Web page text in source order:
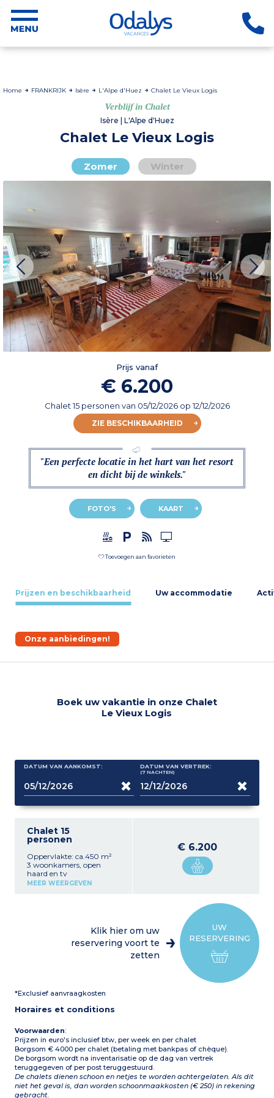
Home FRANKRIJK Isère L'Alpe d'Huez Chalet Le Vieux Logis
Verblijf in Chalet
Isère | L'Alpe d'Huez
Chalet Le Vieux Logis
Zomer Winter
Prijs vanaf
€ 6.200
Chalet 15 personen van 05/12/2026op 12/12/2026
ZIE BESCHIKBAARHEID
"Een perfecte locatie in het hart van het resort
en dicht bij de winkels."
FOTO'S KAART
Toevoegen aan favorieten
Prijzen en beschikbaarheid Uw accommodatie
Onze aanbiedingen!
Boek uw vakantie in onze Chalet
Le Vieux Logis
DATUM VAN AANKOMST: DATUM VAN VERTREK:
(7 NACHTEN)
Chalet 15
personen
Oppervlakte: ca.450 m²
3 woonkamers, open
haard en tv
Eetkamer met 2 tafels
filterkoffiezetapparaat,
koffiecupmachines,
koelkast, vriezer, etc.)
met 1 tweepersoonsbed
eenpersoonsbedden
eenpersoonsbed
1 panoramisch terras
MEER WEERGEVEN
€ 6.200
UW
RESERVERING
Klik hier om uw
reservering voort te
zetten
*Exclusief aanvraagkosten
Horaires et conditions
Voorwaarden:
Prijzen in euro's inclusief btw, per week en per chalet
Borgsom € 4000 per chalet (betaling met bankpas of chèque).
De borgsom wordt na inventarisatie op de dag van vertrek
teruggegeven of per post teruggestuurd.
De chalets dienen schoon en netjes te worden achtergelaten. Als dit
niet het geval is, dan worden schoonmaakkosten (€ 250) in rekening
gebracht.